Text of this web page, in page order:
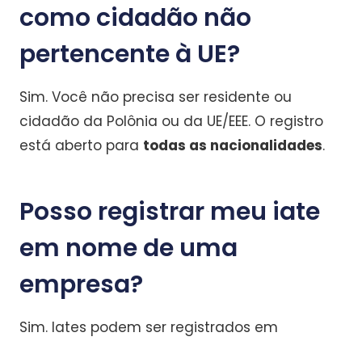
como cidadão não
pertencente à UE?
Sim. Você não precisa ser residente ou
cidadão da Polônia ou da UE/EEE. O registro
está aberto para todas as nacionalidades.
Posso registrar meu iate
em nome de uma
empresa?
Sim. Iates podem ser registrados em